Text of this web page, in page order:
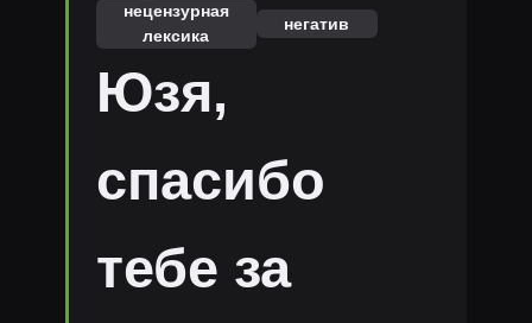
нецензурная
лексика
негатив
Юзя,
спасибо
тебе за